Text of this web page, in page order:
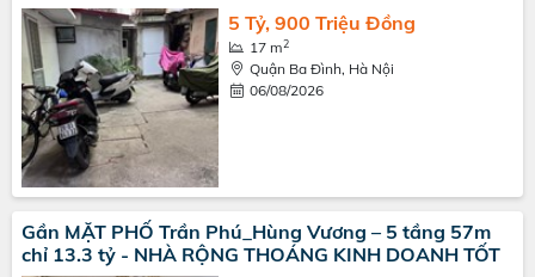
5 Tỷ, 900 Triệu Đồng
17 m2
Quận Ba Đình, Hà Nội
06/08/2026
Gần MẶT PHỐ Trần Phú_Hùng Vương – 5 tầng 57m
chỉ 13.3 tỷ - NHÀ RỘNG THOÁNG KINH DOANH TỐT